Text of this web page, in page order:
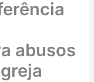
abusos